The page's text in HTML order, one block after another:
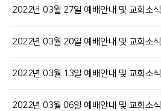
2022년 03월 27일 예배안내 및 교회소식
2022년 03월 20일 예배안내 및 교회소식
2022년 03월 13일 예배안내 및 교회소식
2022년 03월 06일 예배안내 및 교회소식